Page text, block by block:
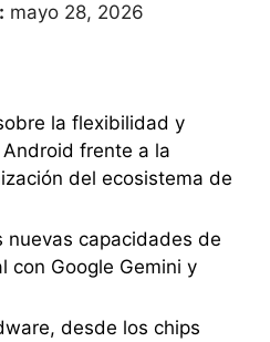
mayo 28, 2026
la flexibilidad y
frente a la
del ecosistema de
nuevas capacidades de
con Google Gemini y
desde los chips